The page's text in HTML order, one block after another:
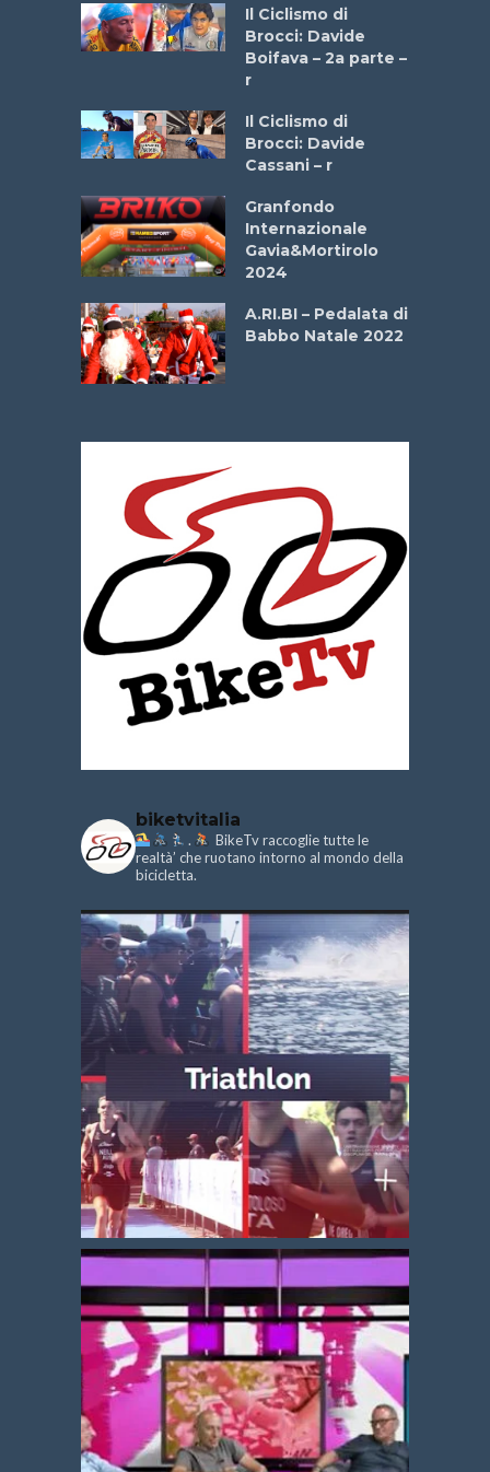
Il Ciclismo di
Brocci: Davide
Boifava – 2a parte –
r
Il Ciclismo di
Brocci: Davide
Cassani – r
Granfondo
Internazionale
Gavia&Mortirolo
2024
A.RI.BI – Pedalata di
Babbo Natale 2022
biketvitalia
.
BikeTv raccoglie tutte le
realtà’ che ruotano intorno al mondo della
bicicletta.